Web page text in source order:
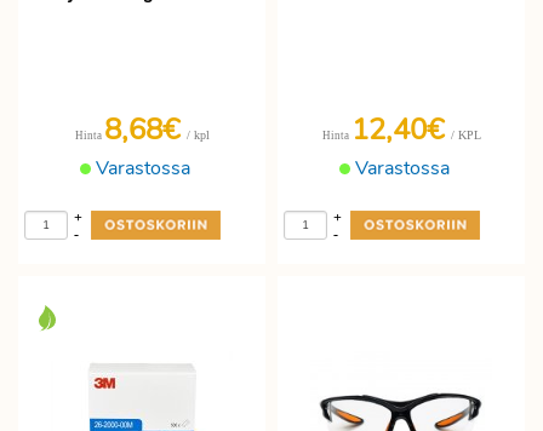
Varastossa
Hinta 8,68€ / kpl
-
+
Varastossa
Hinta 12,40€ / KPL
-
+